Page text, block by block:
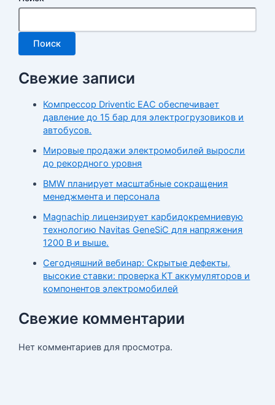
Поиск
Свежие записи
Компрессор Driventic EAC обеспечивает
давление до 15 бар для электрогрузовиков и
автобусов.
Мировые продажи электромобилей выросли
до рекордного уровня
BMW планирует масштабные сокращения
менеджмента и персонала
Magnachip лицензирует карбидокремниевую
технологию Navitas GeneSiC для напряжения
1200 В и выше.
Сегодняшний вебинар: Скрытые дефекты,
высокие ставки: проверка КТ аккумуляторов и
компонентов электромобилей
Свежие комментарии
Нет комментариев для просмотра.